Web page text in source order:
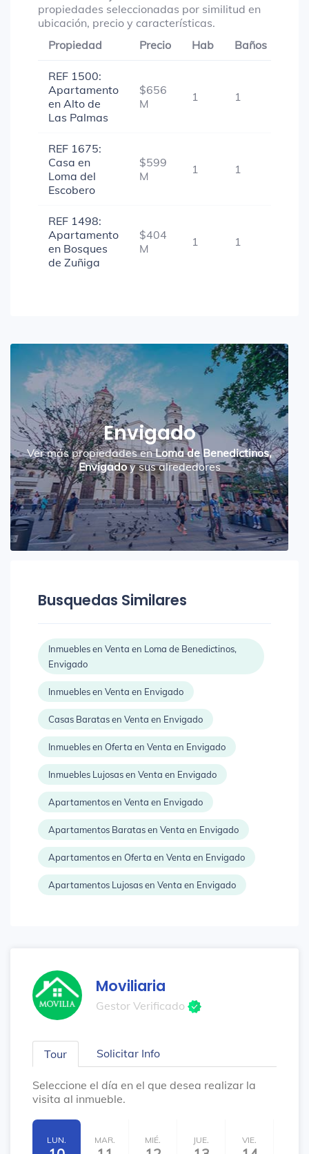
propiedades seleccionadas por similitud en
ubicación, precio y características.
Propiedad
Precio Hab Baños
REF 1500:
Apartamento
en Alto de
Las Palmas
$656
M
1 1
REF 1675:
Casa en
Loma del
Escobero
$599
M
1 1
REF 1498:
Apartamento
en Bosques
de Zuñiga
$404
M
1 1
Envigado
Ver más propiedades enLoma de Benedictinos,
Envigadoy sus alrededores
Busquedas Similares
Inmuebles en Venta en Loma de Benedictinos,
Envigado
Inmuebles en Venta en Envigado
Casas Baratas en Venta en Envigado
Inmuebles en Oferta en Venta en Envigado
Inmuebles Lujosas en Venta en Envigado
Apartamentos en Venta en Envigado
Apartamentos Baratas en Venta en Envigado
Apartamentos en Oferta en Venta en Envigado
Apartamentos Lujosas en Venta en Envigado
Moviliaria
Gestor Verificado
Tour Solicitar Info
Seleccione el día en el que desea realizar la
visita al inmueble.
LUN. MAR. MIÉ. JUE. VIE.